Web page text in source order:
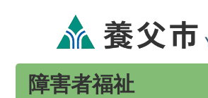
障害者福祉